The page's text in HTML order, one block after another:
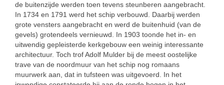
de buitenzijde werden toen tevens steunberen aangebracht.
In 1734 en 1791 werd het schip verbouwd. Daarbij werden
grote vensters aangebracht en werd de buitenhuid (van de
gevels) grotendeels vernieuwd. In 1903 toonde het in- en
uitwendig gepleisterde kerkgebouw een weinig interessante
architectuur. Toch trof Adolf Mulder bij de meest oostelijke
trave van de noordmuur van het schip nog romaans
muurwerk aan, dat in tufsteen was uitgevoerd. In het